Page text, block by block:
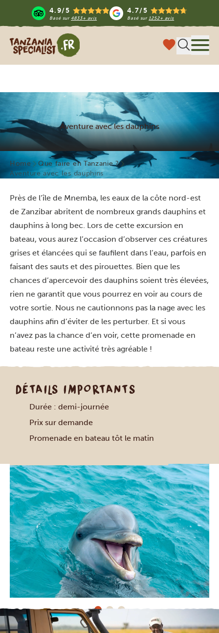
4.9/5
Basé sur 4833+ avis
4.7/5
Basé sur1252+ avis
Tanzania Specialist
Aventure avec les dauphins
Home
Que faire en Tanzanie ?
Aventure avec les dauphins
Près de l’île de Mnemba, les eaux de la côte nord-est
de Zanzibar abritent de nombreux grands dauphins et
dauphins à long bec. Lors de cette excursion en
bateau, vous aurez l’occasion d’observer ces créatures
grises et élancées qui se faufilent dans l’eau, parfois en
faisant des sauts et des pirouettes. Bien que les
chances d’apercevoir des dauphins soient très élevées,
rien ne garantit que vous pourrez en voir au cours de
votre sortie. Nous ne cautionnons pas la nage avec les
dauphins afin d’éviter de les perturber. Et si vous
n’avez pas la chance d’en voir, cette promenade en
bateau reste une activité très agréable !
DÉTAILS IMPORTANTS
Durée : demi-journée
Prix sur demande
Promenade en bateau tôt le matin